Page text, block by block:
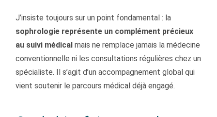
J’insiste toujours sur un point fondamental : la
sophrologie représente un complément précieux
au suivi médical mais ne remplace jamais la médecine
conventionnelle ni les consultations régulières chez un
spécialiste. Il s’agit d’un accompagnement global qui
vient soutenir le parcours médical déjà engagé.